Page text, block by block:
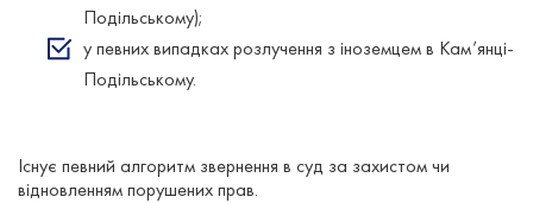
Подільському);
у певних випадках розлучення з іноземцем в Кам’янці-
Подільському.
Існує певний алгоритм звернення в суд за захистом чи
відновленням порушених прав.